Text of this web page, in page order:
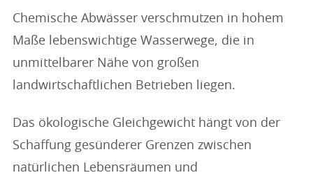
Chemische Abwässer verschmutzen in hohem
Maße lebenswichtige Wasserwege, die in
unmittelbarer Nähe von großen
landwirtschaftlichen Betrieben liegen.
Das ökologische Gleichgewicht hängt von der
Schaffung gesünderer Grenzen zwischen
natürlichen Lebensräumen und